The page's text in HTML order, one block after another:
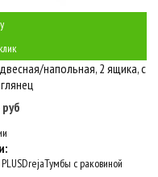
напольная, 2 ящика, с
DrejaТумбы с раковиной